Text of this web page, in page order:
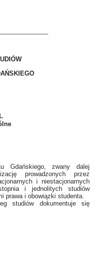
Gdańskiego, zwany dalej
prowadzonych przez
i niestacjonarnych
i jednolitych studiów
prawa i obowiązki studenta.
studiów dokumentuje się